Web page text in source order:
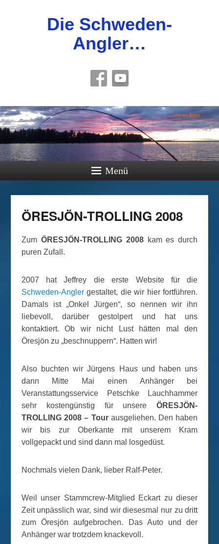
Die Schweden-
Angler…
Menü
ÖRESJÖN-TROLLING 2008
ZumÖRESJÖN-TROLLING 2008 kam es durch
puren Zufall.
2007 hat Jeffrey die erste Website für die
Schweden-Anglergestaltet, die wir hier fortführen.
Damals ist „Onkel Jürgen“, so nennen wir ihn
liebevoll, darüber gestolpert und hat uns
kontaktiert. Ob wir nicht Lust hätten mal den
Öresjön zu „beschnuppern“. Hatten wir!
Also buchten wir Jürgens Haus und haben uns
dann Mitte Mai einen Anhänger bei
Veranstattungsservice Petschke Lauchhammer
sehr kostengünstig für unsereÖRESJÖN-
TROLLING 2008 – Tourausgeliehen. Den haben
wir bis zur Oberkante mit unserem Kram
vollgepackt und sind dann mal losgedüst.
Nochmals vielen Dank, lieber Ralf-Peter.
Weil unser Stammcrew-Mitglied Eckart zu dieser
Zeit unpässlich war, sind wir diesesmal nur zu dritt
zum Öresjön aufgebrochen. Das Auto und der
Anhänger war trotzdem knackevoll.